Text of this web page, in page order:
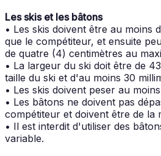
Les skis et les bâtons
• Les skis doivent être au moins
que le compétiteur, et ensuite
de quatre (4) centimètres au
• La largeur du ski doit être de
taille du ski et d'au moins 30
• Les skis doivent peser au
• Les bâtons ne doivent pas
compétiteur et doivent être de la
• Il est interdit d'utiliser des
variable.